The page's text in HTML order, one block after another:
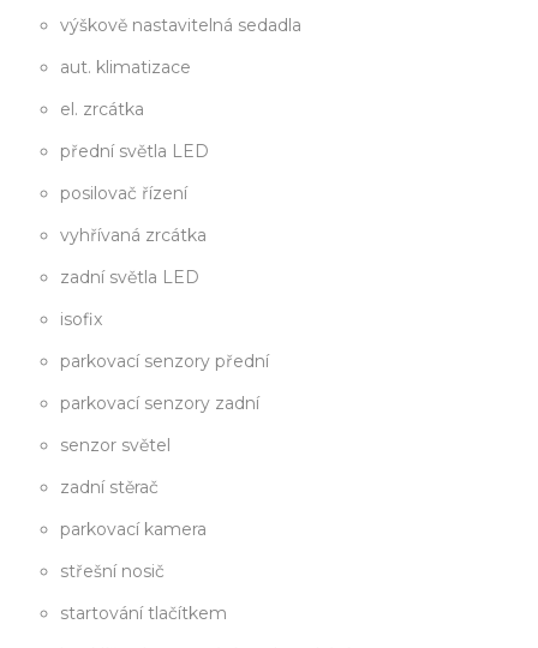
výškově nastavitelná sedadla
aut. klimatizace
el. zrcátka
přední světla LED
posilovač řízení
vyhřívaná zrcátka
zadní světla LED
isofix
parkovací senzory přední
parkovací senzory zadní
senzor světel
zadní stěrač
parkovací kamera
střešní nosič
startování tlačítkem